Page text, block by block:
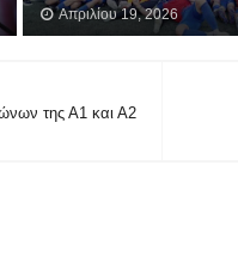
Απριλίου 19, 2026
της Α1 και Α2